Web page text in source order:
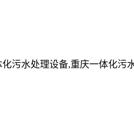
污水处理设备,重庆一体化污